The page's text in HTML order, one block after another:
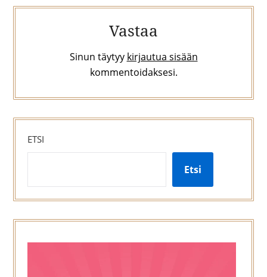
Vastaa
Sinun täytyy kirjautua sisään
kommentoidaksesi.
ETSI
Etsi